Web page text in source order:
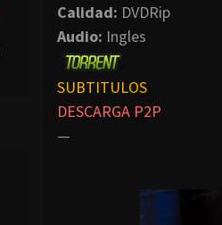
Calidad: DVDRip
Audio: Ingles
SUBTITULOS
DESCARGA P2P
—